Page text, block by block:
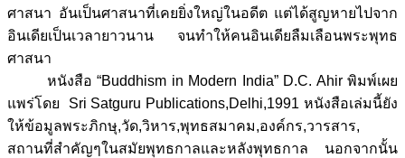
ศาสนา อันเป็นศาสนาที่เคยยิ่งใหญ่ในอดีต แต่ได้สูญหายไปจาก
อินเดียเป็นเวลายาวนาน จนทำให้คนอินเดียลืมเลือนพระพุทธ
ศาสนา
หนังสือ “Buddhism in Modern India” D.C. Ahir พิมพ์เผย
แพร่โดย Sri Satguru Publications,Delhi,1991 หนังสือเล่มนี้ยัง
ให้ข้อมูลพระภิกษุ,วัด,วิหาร,พุทธสมาคม,องค์กร,วารสาร,
สถานที่สำคัญๆในสมัยพุทธกาลและหลังพุทธกาล นอกจากนั้น